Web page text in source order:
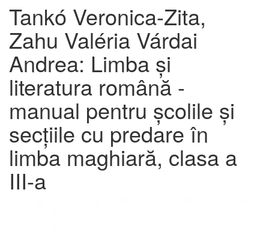
Tankó Veronica-Zita,
Zahu Valéria Várdai
Andrea: Limba și
literatura română -
manual pentru școlile și
secțiile cu predare în
limba maghiară, clasa a
III-a